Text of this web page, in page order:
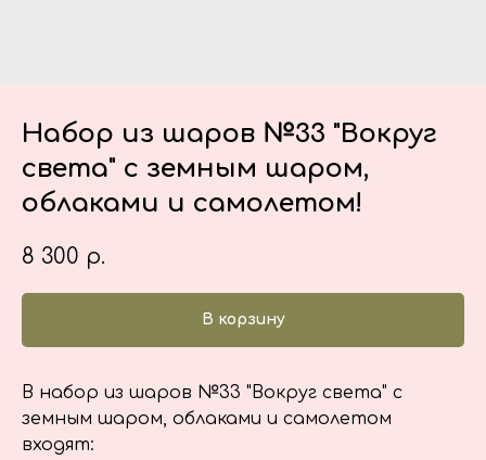
Набор из шаров №33 "Вокруг
света" с земным шаром,
облаками и самолетом!
8 300 р.
В корзину
В набор из шаров №33 "Вокруг света" с
земным шаром, облаками и самолетом
входят: